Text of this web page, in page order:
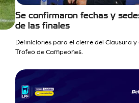
Se confirmaron fechas y
de las finales
Definiciones para el cierre del Clausura y
Trofeo de Campeones.